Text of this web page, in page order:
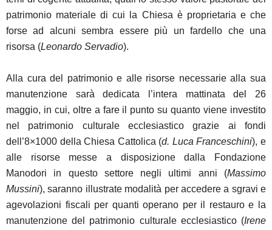
patrimonio materiale di cui la Chiesa è proprietaria e che
forse ad alcuni sembra essere più un fardello che una
risorsa (Leonardo Servadio).
Alla cura del patrimonio e alle risorse necessarie alla sua
manutenzione sarà dedicata l’intera mattinata del 26
maggio, in cui, oltre a fare il punto su quanto viene investito
nel patrimonio culturale ecclesiastico grazie ai fondi
dell’8×1000 della Chiesa Cattolica (d. Luca Franceschini), e
alle risorse messe a disposizione dalla Fondazione
Manodori in questo settore negli ultimi anni (Massimo
Mussini), saranno illustrate modalità per accedere a sgravi e
agevolazioni fiscali per quanti operano per il restauro e la
manutenzione del patrimonio culturale ecclesiastico (Irene